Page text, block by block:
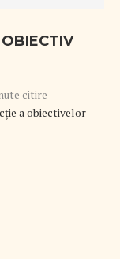
citire
a obiectivelor